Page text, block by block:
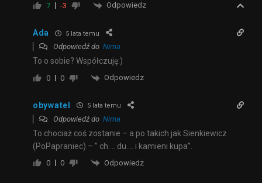
7 -3 Odpowiedz
Ada 5 lata temu
Odpowiedź do Nima
To o sobie? Współczuję:)
0 0 Odpowiedz
obywatel 5 lata temu
Odpowiedź do Nima
To chociaż coś zostanie – a po takich jak Sienkiewicz
(PoPapraniec) – ” ch…. du…. i kamieni kupa”.
0 0 Odpowiedz